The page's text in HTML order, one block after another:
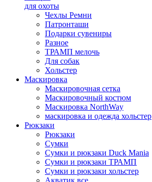
для охоты
Чехлы Ремни
Патронташи
Подарки сувениры
Разное
ТРАМП мелочь
Для собак
Хольстер
Маскировка
Маскировочная сетка
Маскировочный костюм
Маскировка NorthWay
маскировка и одежда хольстер
Рюкзаки
Рюкзаки
Сумки
Сумки и рюкзаки Duck Mania
Сумки и рюкзаки ТРАМП
Сумки и рюкзаки хольстер
Акватик все